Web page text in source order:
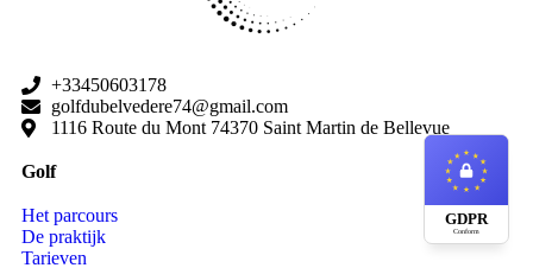
+33450603178
golfdubelvedere74@gmail.com
1116 Route du Mont 74370 Saint Martin de Bellevue
Golf
Het parcours
De praktijk
Tarieven
GDPR
Conform